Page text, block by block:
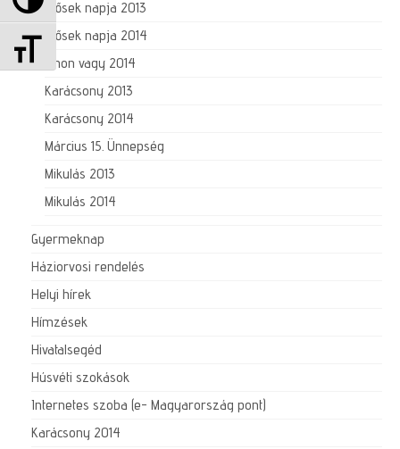
Betűméret váltása
Idősek napja 2013
Idősek napja 2014
Itthon vagy 2014
Karácsony 2013
Karácsony 2014
Március 15. Ünnepség
Mikulás 2013
Mikulás 2014
Gyermeknap
Háziorvosi rendelés
Helyi hírek
Hímzések
Hivatalsegéd
Húsvéti szokások
Internetes szoba (e- Magyarország pont)
Karácsony 2014